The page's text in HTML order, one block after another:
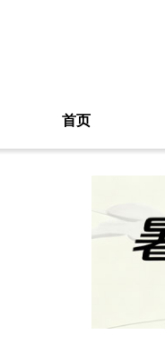
首页